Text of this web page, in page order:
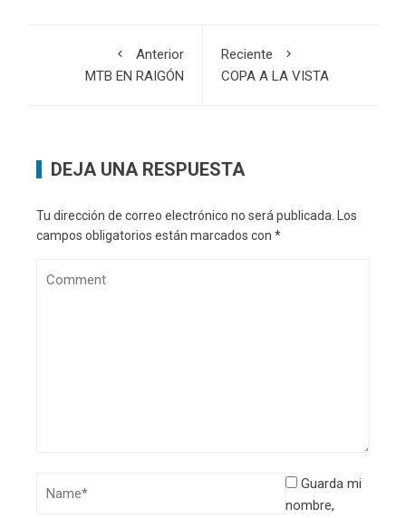
Anterior
MTB EN RAIGÓN
Reciente
COPA A LA VISTA
DEJA UNA RESPUESTA
Tu dirección de correo electrónico no será publicada.
Los
campos obligatorios están marcados con *
Guarda mi
nombre,